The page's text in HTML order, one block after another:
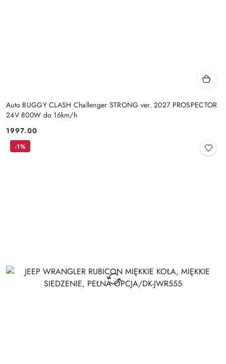
Auto BUGGY CLASH Challenger STRONG ver. 2027 PROSPECTOR
24V 800W do 16km/h
Cena:
1997.00
-1%